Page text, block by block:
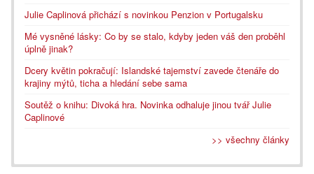
Julie Caplinová přichází s novinkou Penzion v Portugalsku
Mé vysněné lásky: Co by se stalo, kdyby jeden váš den proběhl
úplně jinak?
Dcery květin pokračují: Islandské tajemství zavede čtenáře do
krajiny mýtů, ticha a hledání sebe sama
Soutěž o knihu: Divoká hra. Novinka odhaluje jinou tvář Julie
Caplinové
>> všechny články